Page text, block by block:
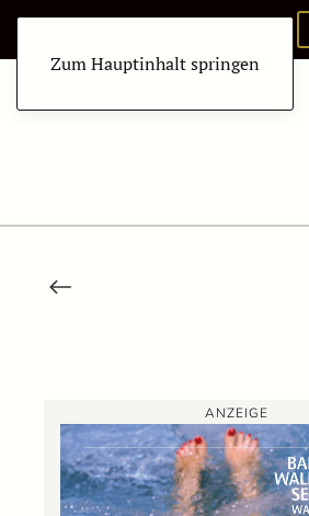
Zum Hauptinhalt springen
ANZEIGE